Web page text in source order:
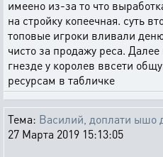
имеено из-за то что
на стройку копеечная. суть
топовые игроки вливали
чисто за продажу реса.
гнезде у королев ввсети
ресурсам в табличке
Тема: Василий, доплати ышо
27 Марта 2019 15:13:05